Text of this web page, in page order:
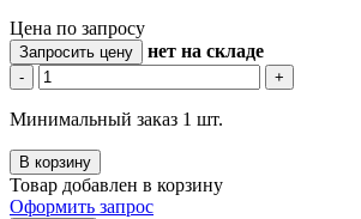
Цена по запросу
Запросить цену нет на складе
- +
Минимальный заказ 1 шт.
В корзину
Товар добавлен в корзину
Оформить запрос